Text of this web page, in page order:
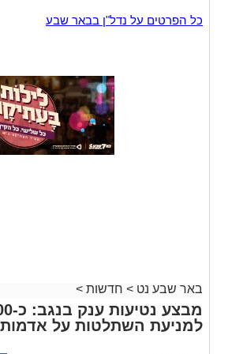
כל הפרטים על נדל"ן בבאר שבע
באר שבע נט > חדשות >
למניעת השתלטות על